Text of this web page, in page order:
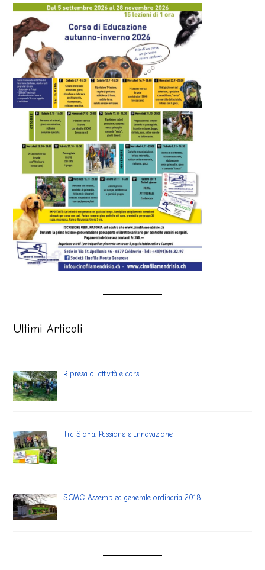
Ultimi Articoli
Ripresa di attività e corsi
Tra Storia, Passione e Innovazione
SCMG Assemblea generale ordinaria 2018